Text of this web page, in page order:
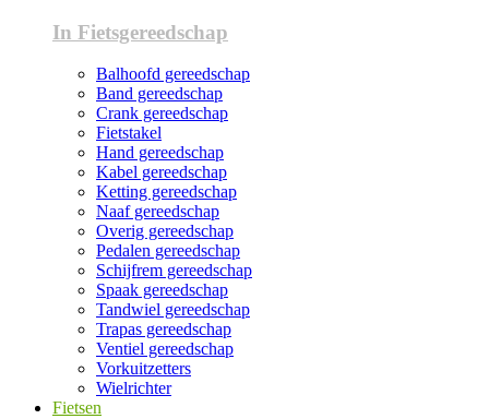
In Fietsgereedschap
Balhoofd gereedschap
Band gereedschap
Crank gereedschap
Fietstakel
Hand gereedschap
Kabel gereedschap
Ketting gereedschap
Naaf gereedschap
Overig gereedschap
Pedalen gereedschap
Schijfrem gereedschap
Spaak gereedschap
Tandwiel gereedschap
Trapas gereedschap
Ventiel gereedschap
Vorkuitzetters
Wielrichter
Fietsen